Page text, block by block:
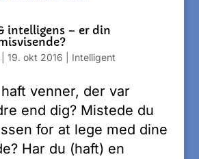
intelligens – er din
19. okt 2016 Intelligent
venner, der var
end dig? Mistede du
for at lege med dine
Har du (haft) en